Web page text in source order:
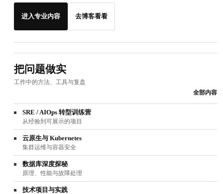
进入专业内容 去博客看看
把问题做实
工作中的方法、工具与复盘
全部内容
SRE / AIOps 转型训练营
从经验到可展示的项目
云原生与 Kubernetes
集群运维与容器安全
数据库深度探秘
原理、性能与故障处理
技术项目与实践